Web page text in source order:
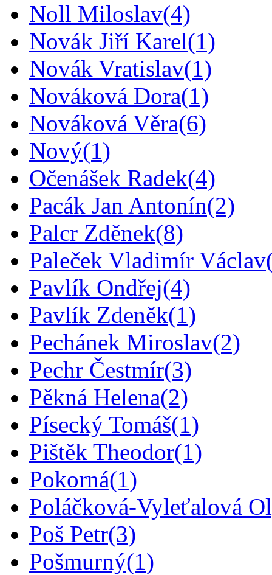
Noll Miloslav(4)
Novák Jiří Karel(1)
Novák Vratislav(1)
Nováková Dora(1)
Nováková Věra(6)
Nový(1)
Očenášek Radek(4)
Pacák Jan Antonín(2)
Palcr Zděnek(8)
Paleček Vladimír Václav
Pavlík Ondřej(4)
Pavlík Zdeněk(1)
Pechánek Miroslav(2)
Pechr Čestmír(3)
Pěkná Helena(2)
Písecký Tomáš(1)
Pištěk Theodor(1)
Pokorná(1)
Poláčková-Vyleťalová
Poš Petr(3)
Pošmurný(1)